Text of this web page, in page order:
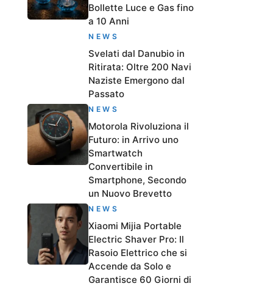
Bollette Luce e Gas fino
a 10 Anni
NEWS
Svelati dal Danubio in
Ritirata: Oltre 200 Navi
Naziste Emergono dal
Passato
NEWS
Motorola Rivoluziona il
Futuro: in Arrivo uno
Smartwatch
Convertibile in
Smartphone, Secondo
un Nuovo Brevetto
NEWS
Xiaomi Mijia Portable
Electric Shaver Pro: Il
Rasoio Elettrico che si
Accende da Solo e
Garantisce 60 Giorni di